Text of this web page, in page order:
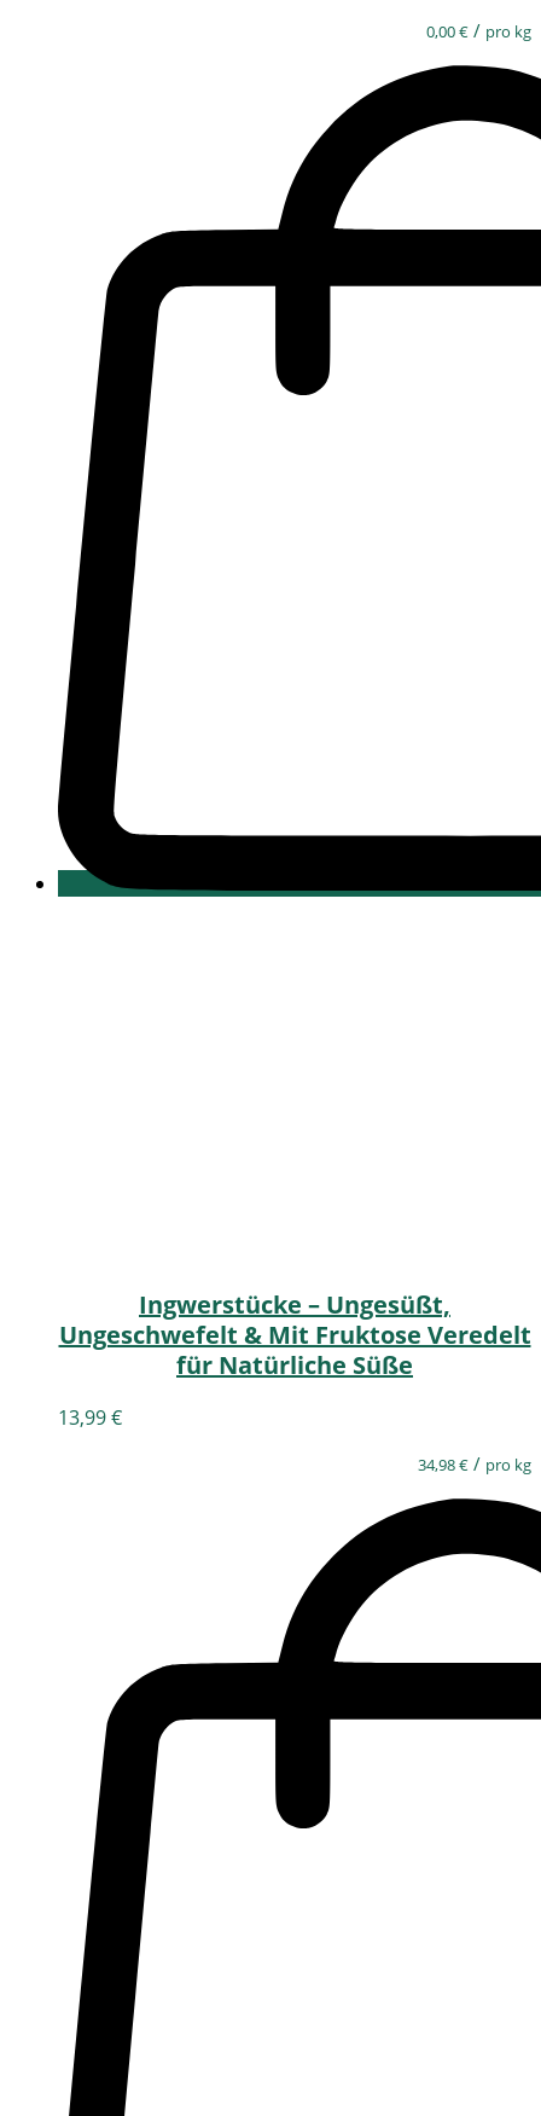
0,00€ / pro kg
Ingwerstücke – Ungesüßt,
Ungeschwefelt & Mit Fruktose Veredelt
für Natürliche Süße
13,99€
34,98€ / pro kg